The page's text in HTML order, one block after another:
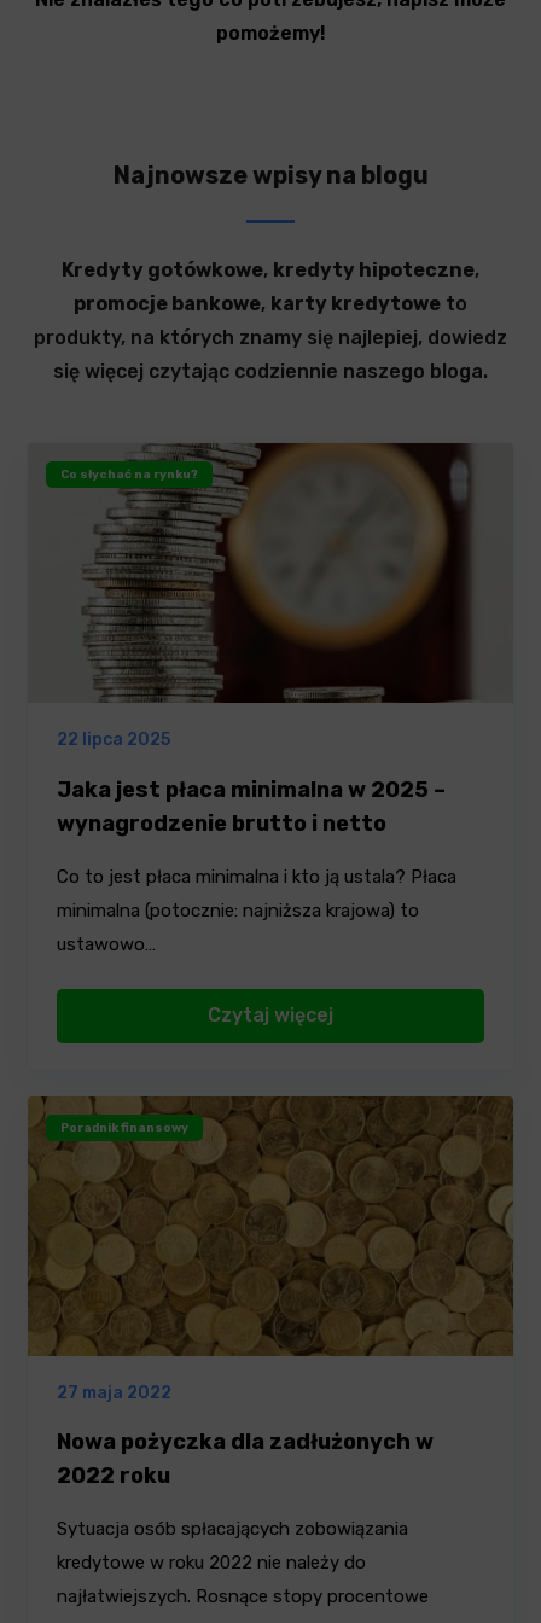
pomożemy!
Najnowsze wpisy na blogu
Kredyty gotówkowe, kredyty hipoteczne,
promocje bankowe, karty kredytowe to
produkty, na których znamy się najlepiej, dowiedz
się więcej czytając codziennie naszego bloga.
Co słychać na rynku?
22 lipca 2025
Jaka jest płaca minimalna w 2025 –
wynagrodzenie brutto i netto
Co to jest płaca minimalna i kto ją ustala? Płaca
minimalna (potocznie: najniższa krajowa) to
ustawowo…
Czytaj więcej
Poradnik finansowy
27 maja 2022
Nowa pożyczka dla zadłużonych w
2022 roku
Sytuacja osób spłacających zobowiązania
kredytowe w roku 2022 nie należy do
najłatwiejszych. Rosnące stopy procentowe